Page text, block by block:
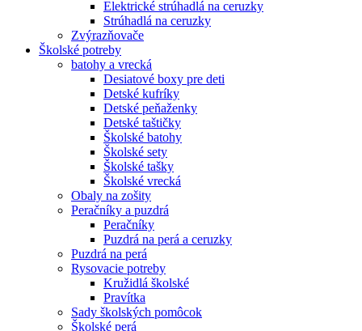
Elektrické strúhadlá na ceruzky
Strúhadlá na ceruzky
Zvýrazňovače
Školské potreby
batohy a vrecká
Desiatové boxy pre deti
Detské kufríky
Detské peňaženky
Detské taštičky
Školské batohy
Školské sety
Školské tašky
Školské vrecká
Obaly na zošity
Peračníky a puzdrá
Peračníky
Puzdrá na perá a ceruzky
Puzdrá na perá
Rysovacie potreby
Kružidlá školské
Pravítka
Sady školských pomôcok
Školské perá